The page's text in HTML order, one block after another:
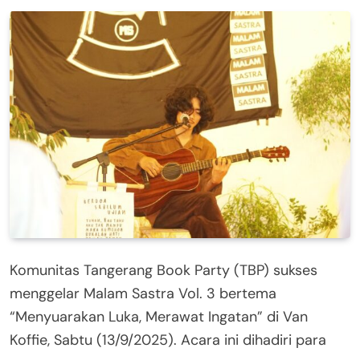
Komunitas Tangerang Book Party (TBP) sukses
menggelar Malam Sastra Vol. 3 bertema
“Menyuarakan Luka, Merawat Ingatan” di Van
Koffie, Sabtu (13/9/2025). Acara ini dihadiri para